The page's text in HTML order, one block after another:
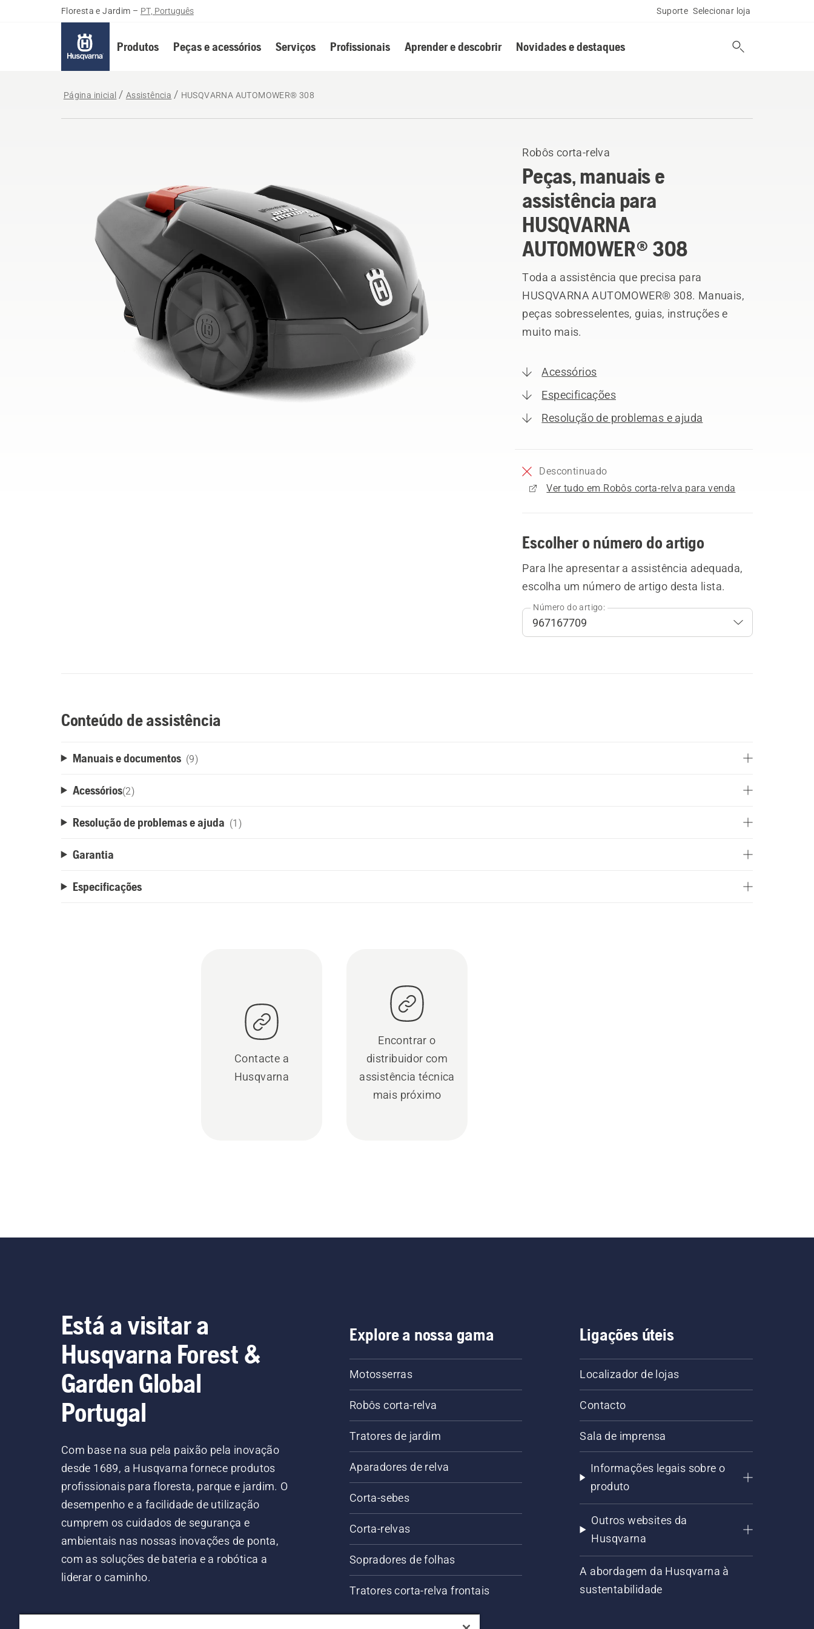
Floresta e Jardim – PT, Português Suporte Selecionar loja
Produtos Peças e acessórios Serviços Profissionais Aprender e descobrir Novidades e destaques
Página inicial Assistência HUSQVARNA AUTOMOWER® 308
Robôs corta-relva
Peças, manuais e
assistência para
HUSQVARNA
AUTOMOWER® 308
Toda a assistência que precisa para
HUSQVARNA AUTOMOWER® 308. Manuais,
peças sobresselentes, guias, instruções e
muito mais.
Acessórios
Especificações
Resolução de problemas e ajuda
Descontinuado
Ver tudo em Robôs corta-relva para venda
Escolher o número do artigo
Para lhe apresentar a assistência adequada,
escolha um número de artigo desta lista.
Número do artigo:
Conteúdo de assistência
Manuais e documentos (9)
Acessórios(2)
Resolução de problemas e ajuda (1)
Garantia
Especificações
Contacte a
Husqvarna
Encontrar o
distribuidor com
assistência técnica
mais próximo
Está a visitar a
Husqvarna Forest &
Garden Global
Portugal
Com base na sua pela paixão pela inovação
desde 1689, a Husqvarna fornece produtos
profissionais para floresta, parque e jardim. O
desempenho e a facilidade de utilização
cumprem os cuidados de segurança e
ambientais nas nossas inovações de ponta,
com as soluções de bateria e a robótica a
liderar o caminho.
Explore a nossa gama
Motosserras
Robôs corta-relva
Tratores de jardim
Aparadores de relva
Corta-sebes
Corta-relvas
Sopradores de folhas
Tratores corta-relva frontais
Ligações úteis
Localizador de lojas
Contacto
Sala de imprensa
Informações legais sobre o
produto
Outros websites da
Husqvarna
A abordagem da Husqvarna à
sustentabilidade